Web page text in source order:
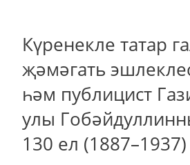
Күренекле татар
җәмәгать
һәм публицист
улы
130 ел (1887–1937)